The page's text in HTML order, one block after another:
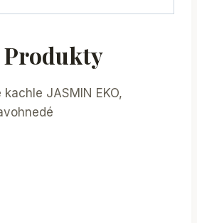
Produkty